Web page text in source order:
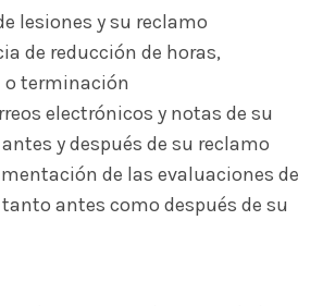
lesiones y su reclamo
de reducción de horas,
o terminación
electrónicos y notas de su
y después de su reclamo
de las evaluaciones de
antes como después de su